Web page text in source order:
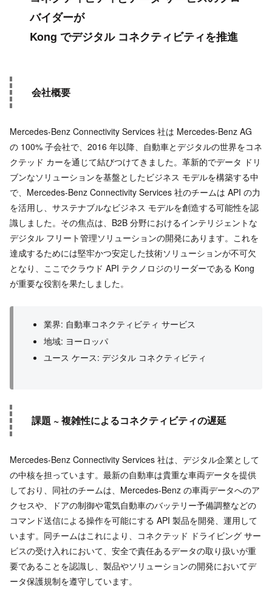
バイダーが
Kong でデジタル コネクティビティを推進
会社概要
Mercedes-Benz Connectivity Services 社は Mercedes-Benz AG
の 100% 子会社で、2016 年以降、自動車とデジタルの世界をコネ
クテッド カーを通じて結びつけてきました。革新的でデータ ドリ
ブンなソリューションを基盤としたビジネス モデルを構築する中
で、Mercedes-Benz Connectivity Services 社のチームは API の力
を活用し、サステナブルなビジネス モデルを創造する可能性を認
識しました。その焦点は、B2B 分野におけるインテリジェントな
デジタル フリート管理ソリューションの開発にあります。これを
達成するためには堅牢かつ安定した技術ソリューションが不可欠
となり、ここでクラウド API テクノロジのリーダーである Kong
が重要な役割を果たしました。
業界: 自動車コネクティビティ サービス
地域: ヨーロッパ
ユース ケース: デジタル コネクティビティ
課題 ~ 複雑性によるコネクティビティの遅延
Mercedes-Benz Connectivity Services 社は、デジタル企業として
の中核を担っています。最新の自動車は貴重な車両データを提供
しており、同社のチームは、Mercedes-Benz の車両データへのア
クセスや、ドアの制御や電気自動車のバッテリー予備調整などの
コマンド送信による操作を可能にする API 製品を開発、運用して
います。同チームはこれにより、コネクテッド ドライビング サー
ビスの受け入れにおいて、安全で責任あるデータの取り扱いが重
要であることを認識し、製品やソリューションの開発においてデ
ータ保護規制を遵守しています。